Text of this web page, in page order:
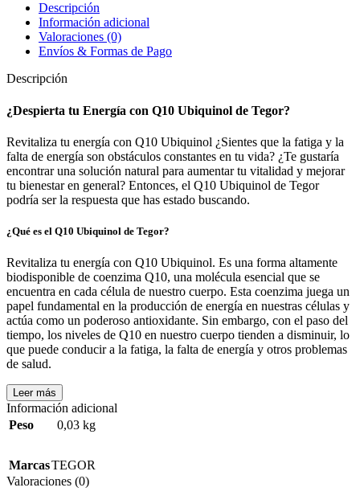
Descripción
Información adicional
Valoraciones (0)
Envíos & Formas de Pago
Descripción
¿Despierta tu Energía con Q10 Ubiquinol de Tegor?
Revitaliza tu energía con Q10 Ubiquinol ¿Sientes que la fatiga y la
falta de energía son obstáculos constantes en tu vida? ¿Te gustaría
encontrar una solución natural para aumentar tu vitalidad y mejorar
tu bienestar en general? Entonces, el Q10 Ubiquinol de Tegor
podría ser la respuesta que has estado buscando.
¿Qué es el Q10 Ubiquinol de Tegor?
Revitaliza tu energía con Q10 Ubiquinol. Es una forma altamente
biodisponible de coenzima Q10, una molécula esencial que se
encuentra en cada célula de nuestro cuerpo. Esta coenzima juega un
papel fundamental en la producción de energía en nuestras células y
actúa como un poderoso antioxidante. Sin embargo, con el paso del
tiempo, los niveles de Q10 en nuestro cuerpo tienden a disminuir, lo
que puede conducir a la fatiga, la falta de energía y otros problemas
de salud.
Leer más
Información adicional
Peso
0,03 kg
MarcasTEGOR
Valoraciones (0)